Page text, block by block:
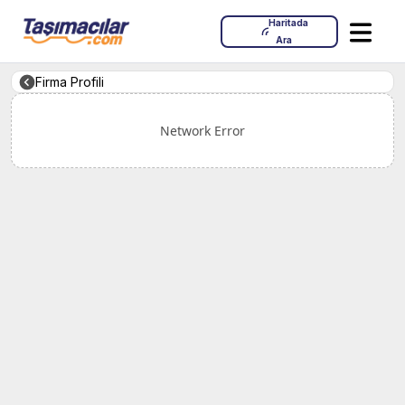
Haritada
Ara
Firma Profili
Network Error